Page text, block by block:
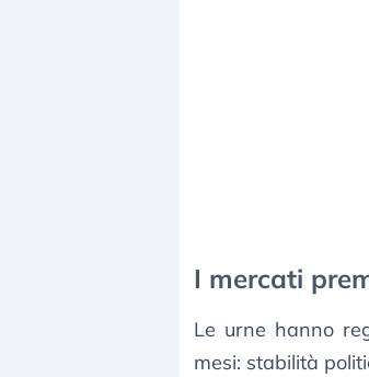
I mercati
Le urne hanno
mesi: stabilità